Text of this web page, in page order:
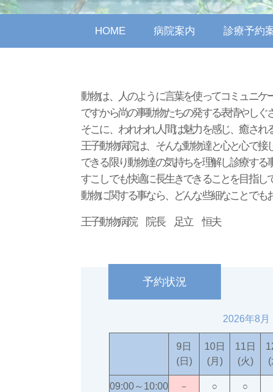
HOME 病院案内 診療予約
動物は、人のように言葉を使ってコミュニケ
ですから尚の事動物たちの発する表情やしぐ
そこに、われわれ人間は魅力を感じ、癒され
王子動物病院は、そんな動物達と心と心で接し
できる限り動物達の気持ちを理解し診療する
すこしでも快適に長生きできることを目指し
動物に関する事なら、どんな些細なことでも
王子動物病院 院長 足立 恒夫
予約状況
2026年8月
9日
(日)
10日
(月)
11日
(火)
09:00～10:00 － ○ ○